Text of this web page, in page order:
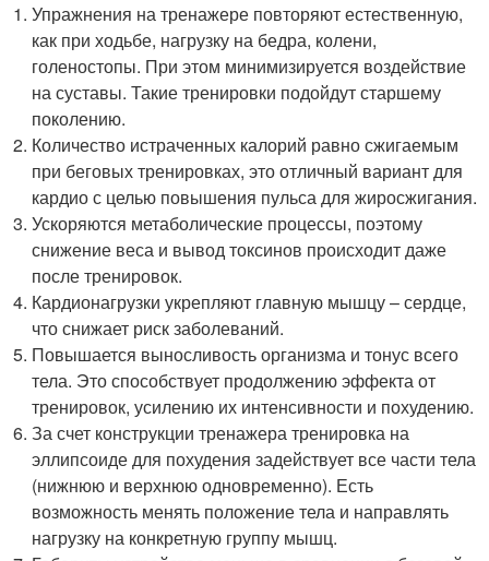
Упражнения на тренажере повторяют естественную,
как при ходьбе, нагрузку на бедра, колени,
голеностопы. При этом минимизируется воздействие
на суставы. Такие тренировки подойдут старшему
поколению.
Количество истраченных калорий равно сжигаемым
при беговых тренировках, это отличный вариант для
кардио с целью повышения пульса для жиросжигания.
Ускоряются метаболические процессы, поэтому
снижение веса и вывод токсинов происходит даже
после тренировок.
Кардионагрузки укрепляют главную мышцу – сердце,
что снижает риск заболеваний.
Повышается выносливость организма и тонус всего
тела. Это способствует продолжению эффекта от
тренировок, усилению их интенсивности и похудению.
За счет конструкции тренажера тренировка на
эллипсоиде для похудения задействует все части тела
(нижнюю и верхнюю одновременно). Есть
возможность менять положение тела и направлять
нагрузку на конкретную группу мышц.